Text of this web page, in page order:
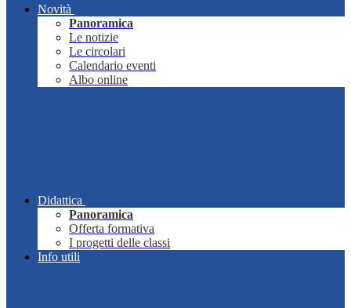
Novità
Panoramica
Le notizie
Le circolari
Calendario eventi
Albo online
Didattica
Panoramica
Offerta formativa
I progetti delle classi
Info utili